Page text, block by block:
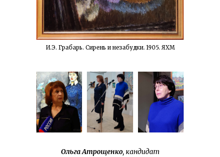
И.Э. Грабарь. Сирень и незабудки. 1905. ЯХМ
Ольга Атрощенко, кандидат